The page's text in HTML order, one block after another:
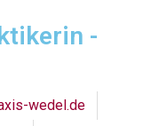
-
wedel.de